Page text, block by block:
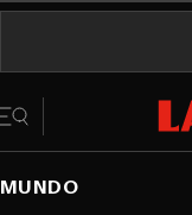
MUNDO